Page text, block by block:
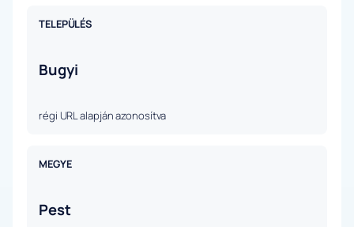
TELEPÜLÉS
Bugyi
régi URL alapján azonosítva
MEGYE
Pest